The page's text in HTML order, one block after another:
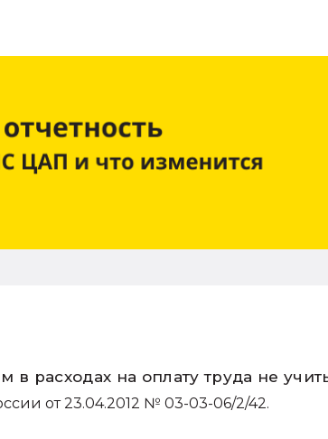
расходах на оплату труда не
от 23.04.2012 № 03-03-06/2/42.